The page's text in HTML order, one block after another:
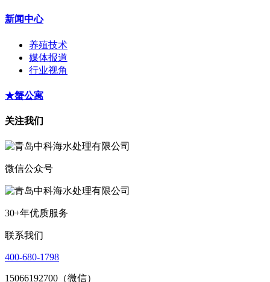
新闻中心
养殖技术
媒体报道
行业视角
★蟹公寓
关注我们
微信公众号
30+年优质服务
联系我们
400-680-1798
15066192700（微信）